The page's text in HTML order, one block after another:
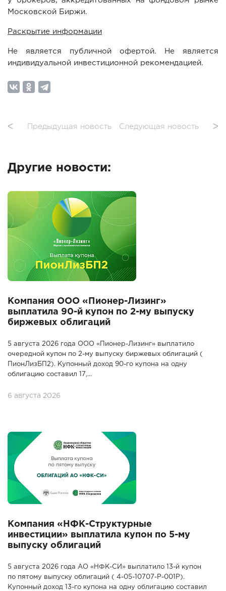
Московской Биржи.
Раскрытие информации
Не является публичной офертой. Не является
индивидуальной инвестиционной рекомендацией.
ᐸ Предыдущая новость Следующая новость ᐳ
Другие новости:
Компания ООО «Пионер-Лизинг»
выплатила 90-й купон по 2-му выпуску
биржевых облигаций
5 августа 2026 года ООО «Пионер-Лизинг» выплатило
очередной купон по 2-му выпуску биржевых облигаций (
ПионЛизБП2). Купонный доход 90-го купона на одну
облигацию составил 17,...
6 августа 2026
Компания «НФК-Структурные
инвестиции» выплатила купон по 5-му
выпуску облигаций
5 августа 2026 года АО «НФК-СИ» выплатило 13-й купон
по пятому выпуску облигаций ( 4-05-10707-P-001P).
Купонный доход 13-го купона на одну облигацию составил